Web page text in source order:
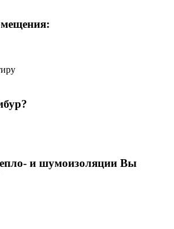
и шумоизоляции Вы